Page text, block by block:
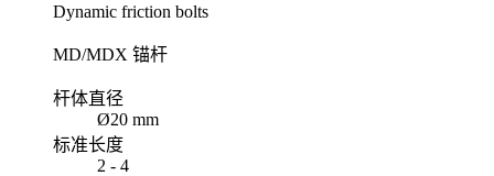
Dynamic friction bolts
MD/MDX 锚杆
杆体直径
Ø20 mm
标准长度
2 - 4